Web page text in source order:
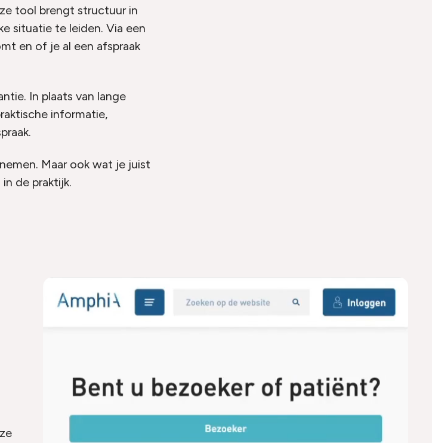
tool brengt structuur in
situatie te leiden. Via een
en of je al een afspraak
In plaats van lange
informatie,
Maar ook wat je juist
de praktijk.